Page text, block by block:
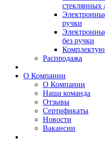
стеклянных
ручки
без ручки
Распродажа
О Компании
О Компании
Наша команда
Отзывы
Сертификаты
Новости
Вакансии